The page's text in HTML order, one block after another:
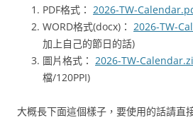
PDF格式： 2026-TW-
WORD格式(docx)： 2026-TW-
加上自己的節日的話)
圖片格式： 2026-TW-
檔/120PPI)
大概長下面這個樣子，要使用的話請直